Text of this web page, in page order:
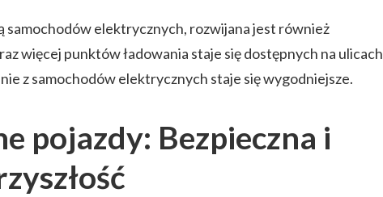
samochodów elektrycznych, rozwijana jest również
więcej punktów ładowania staje się dostępnych na ulicach
z samochodów elektrycznych staje się wygodniejsze.
pojazdy: Bezpieczna i